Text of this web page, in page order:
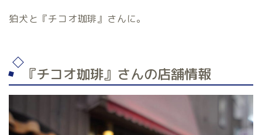
狛犬と『チコオ珈琲』さんに。
『チコオ珈琲』さんの店舗情報